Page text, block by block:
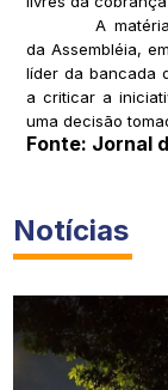
A
da Assembléia,
líder da bancada
a criticar a
uma decisão
Fonte: Jornal
Notícias